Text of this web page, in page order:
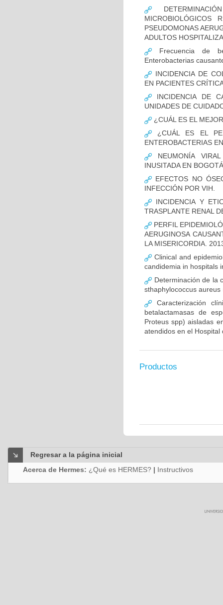
MICROBIOLÓGICOS
PSEUDOMONAS
ADULTOS
Frecuencia de
Enterobacterias
INCIDENCIA DE
EN PACIENTES
INCIDENCIA DE
UNIDADES DE
¿CUÁL ES EL
¿CUÁL ES EL
ENTEROBACTERIAS
NEUMONÍA
INUSITADA EN
EFECTOS NO
INFECCIÓN POR VIH.
INCIDENCIA Y
TRASPLANTE RENAL
PERFIL
AERUGINOSA
LA MISERICORDIA.
Clinical and
candidemia in hospitals
Determinación de la
sthaphylococcus
Caracterización
betalactamasas de
Proteus spp) aisladas
atendidos en el
Productos
Regresar a la página inicial
Acerca de Hermes: ¿Qué es HERMES? | Instructivos